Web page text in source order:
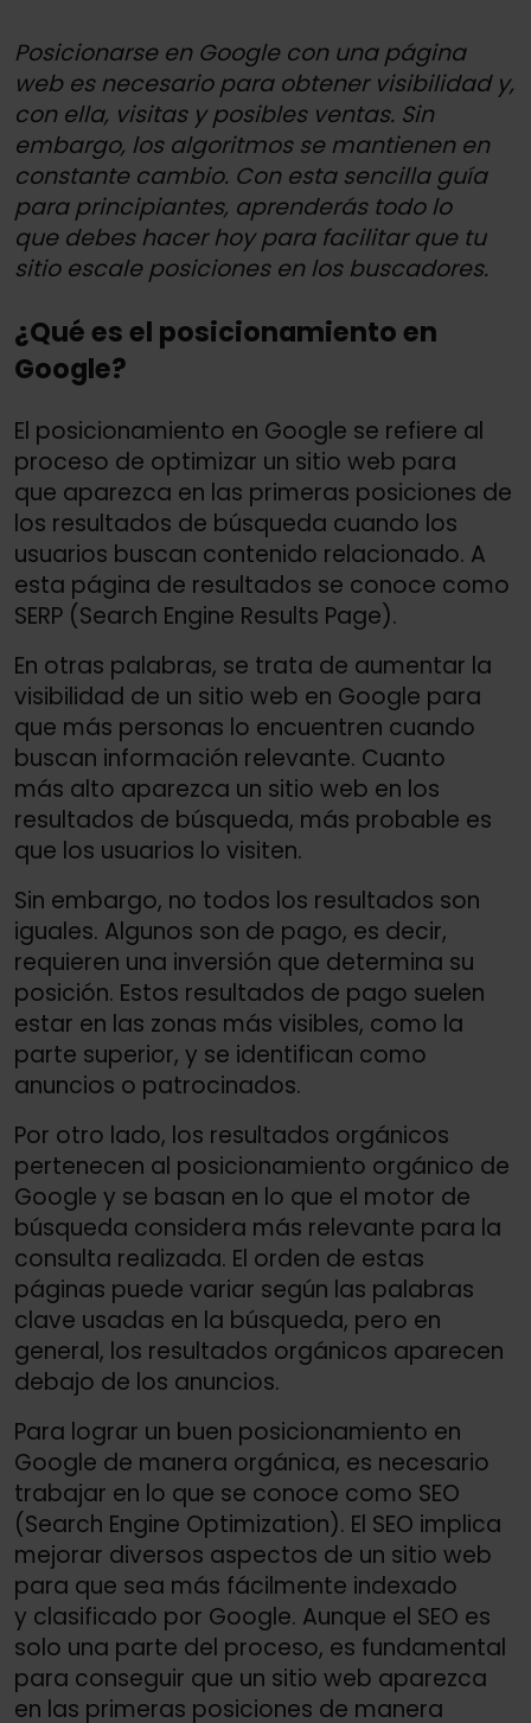
Posicionarse en Google con una página
web es necesario para obtener visibilidad y,
con ella, visitas y posibles ventas. Sin
embargo, los algoritmos se mantienen en
constante cambio. Con esta sencilla guía
para principiantes, aprenderás todo lo
que debes hacer hoy para facilitar que tu
sitio escale posiciones en los buscadores.
¿Qué es el posicionamiento en
Google?
El posicionamiento en Google se refiere al
proceso de optimizar un sitio web para
que aparezca en las primeras posiciones de
los resultados de búsqueda cuando los
usuarios buscan contenido relacionado. A
esta página de resultados se conoce como
SERP (Search Engine Results Page).
En otras palabras, se trata de aumentar la
visibilidad de un sitio web en Google para
que más personas lo encuentren cuando
buscan información relevante. Cuanto
más alto aparezca un sitio web en los
resultados de búsqueda, más probable es
que los usuarios lo visiten.
Sin embargo, no todos los resultados son
iguales. Algunos son de pago, es decir,
requieren una inversión que determina su
posición. Estos resultados de pago suelen
estar en las zonas más visibles, como la
parte superior, y se identifican como
anuncios o patrocinados.
Por otro lado, los resultados orgánicos
pertenecen al posicionamiento orgánico de
Google y se basan en lo que el motor de
búsqueda considera más relevante para la
consulta realizada. El orden de estas
páginas puede variar según las palabras
clave usadas en la búsqueda, pero en
general, los resultados orgánicos aparecen
debajo de los anuncios.
Para lograr un buen posicionamiento en
Google de manera orgánica, es necesario
trabajar en lo que se conoce como SEO
(Search Engine Optimization). El SEO implica
mejorar diversos aspectos de un sitio web
para que sea más fácilmente indexado
y clasificado por Google. Aunque el SEO es
solo una parte del proceso, es fundamental
para conseguir que un sitio web aparezca
en las primeras posiciones de manera